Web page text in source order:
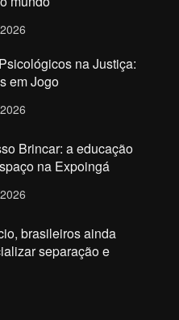
na Justiça:
em Jogo
Brincar: a educação
na Expoingá
brasileiros ainda
separação e